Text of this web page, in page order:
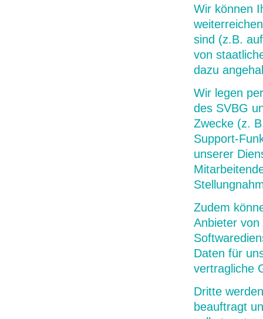
Wir können
sind (z.B.
von
dazu
Wir legen
des SVBG
Zwecke (z.
Support-
unserer
Zudem
Anbieter
Daten für
vertragliche
Dritte
beauftragt